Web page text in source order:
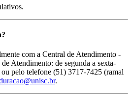
com a Central de Atendimento -
Atendimento: de segunda a sexta-
pelo telefone (51) 3717-7425 (ramal
.